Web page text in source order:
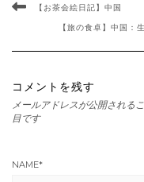
【お茶会絵日記】中国
【旅の食卓】中国：
コメントを残す
メールアドレスが公開される
目です
NAME*